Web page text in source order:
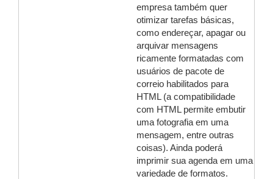
empresa também quer
otimizar tarefas básicas,
como endereçar, apagar ou
arquivar mensagens
ricamente formatadas com
usuários de pacote de
correio habilitados para
HTML (a compatibilidade
com HTML permite embutir
uma fotografia em uma
mensagem, entre outras
coisas). Ainda poderá
imprimir sua agenda em uma
variedade de formatos.